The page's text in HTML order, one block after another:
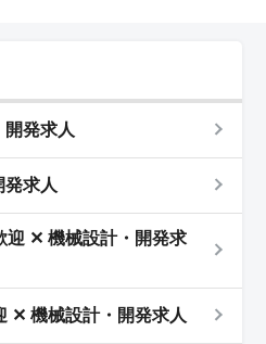
発求人
求人
迎 ✕ 機械設計・開発求
✕ 機械設計・開発求人